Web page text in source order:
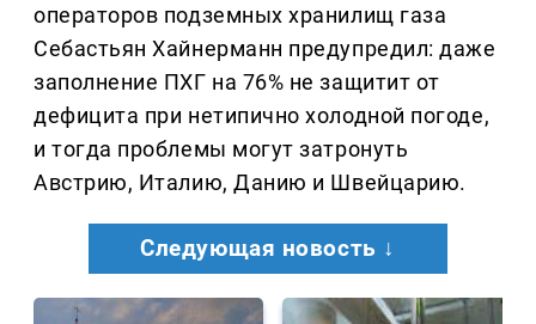
операторов подземных хранилищ газа
Себастьян Хайнерманн предупредил: даже
заполнение ПХГ на 76% не защитит от
дефицита при нетипично холодной погоде,
и тогда проблемы могут затронуть
Австрию, Италию, Данию и Швейцарию.
Следующая новость ↓